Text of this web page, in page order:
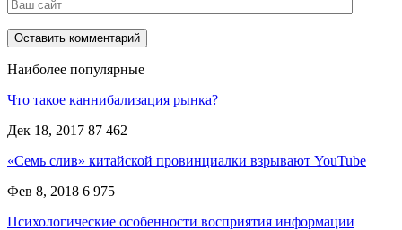
Наиболее популярные
Что такое каннибализация рынка?
Дек 18, 2017 87 462
«Семь слив» китайской провинциалки взрывают YouTube
Фев 8, 2018 6 975
Психологические особенности восприятия информации